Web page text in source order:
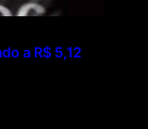
a R$ 5,12